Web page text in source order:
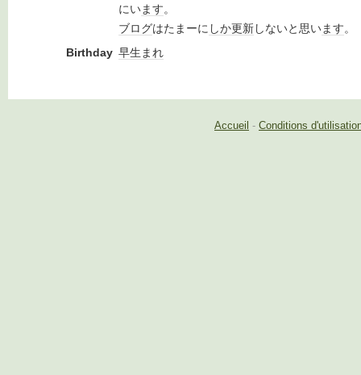
にいます。
ブログはたまーに しか更新しないと思います。
Birthday 早生まれ
Accueil - Conditions